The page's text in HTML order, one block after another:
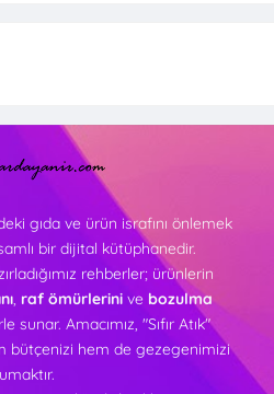
gıda ve ürün israfını önlemek
bir dijital kütüphanedir.
rehberler; ürünlerin
, raf ömürlerinive bozulma
sunar. Amacımız, "Sıfır Atık"
bütçenizi hem de gezegenimizi